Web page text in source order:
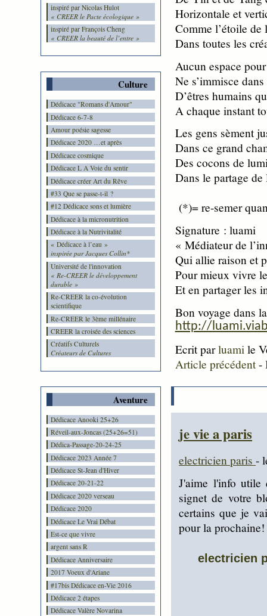
inspiré par Nicolas Hulot
« CREER le Pacte écologique »
inspiré par François Cheng
« CREER la beauté de l’entre »
Culture
Dédicace "Romans d'Amour"
Dédicace 6-7-8
Amour poésie sagesse
Dédicace 2020 …et après
Dédicace cosmique
Dédicace L A Voie du sentir
Dédicace créer Art du Rêve
#33 Que se passe-t-il ?
#12 Dédicace sons et lumière
Dédicace à la micronutrition
Dédicace à la Nutrivitalité
« Dédicace à l’eau »
inspirée par Jacques Collin*
Université de l'innovation
« Re-CREER le développement
durable »
Re-CREER la co-évolution
scientifique
Re-CREER le 3ème millénaire
CREER la croisée des sciences
Créatifs Culturels
Créateurs de Cultures
Aventure
Dédicace Anooki 25+26
Réveil-aux-Joncas (25+26=51)
Dédica-Passage-20-24-25
Dédicace 2023 Année 7
Dédicace St-Jean d'Hiver
Dédicace 20-21-22
Dédicace 2020 verseau
Dédicace 2020
Dédicace Le Vrai Débat
Est-ce que vivre
argent sans R
Dédicace Anniversaire
2017 Voeux d'Ariane
#17bis Dédicace en-Vie 2016
Dédicace 2 étapes
Dédicace Valère Novarina
Horizontale et
Comme l’étoile de
Dans toutes les
Aucun espace
Ne s’immisce
D’êtres humains
A chaque instant
Les gens sèment
Dans ce grand
Des cocons de
Dans le partage de
(*)= re-semer
Signature : luami
« Médiateur de
Qui allie raison et
Pour mieux vivre
Et en partager les
Bon voyage dans
http://
Ecrit parluami le
Article précédent-
je vie a paris
electricien paris-
J'aime l'info utile
signet de votre
certains que je
pour la prochaine!
electricien